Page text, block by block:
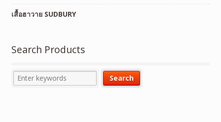
เสื้อฮาวาย SUDBURY
Search Products